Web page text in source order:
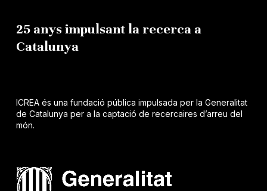
25 anys impulsant la recerca a
Catalunya
ICREA és una fundació pública impulsada per la Generalitat
de Catalunya per a la captació de recercaires d’arreu del
món.